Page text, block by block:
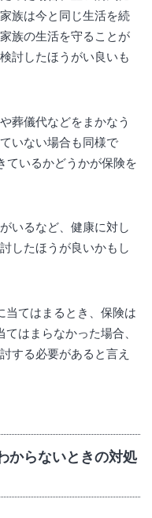
族は今と同じ生活を続
族の生活を守ることが
討したほうがい良いも
葬儀代などをまかなう
いない場合も同様で
ているかどうかが保険を
いるなど、健康に対し
したほうが良いかもし
当てはまるとき、保険は
はまらなかった場合、
する必要があると言え
からないときの対処